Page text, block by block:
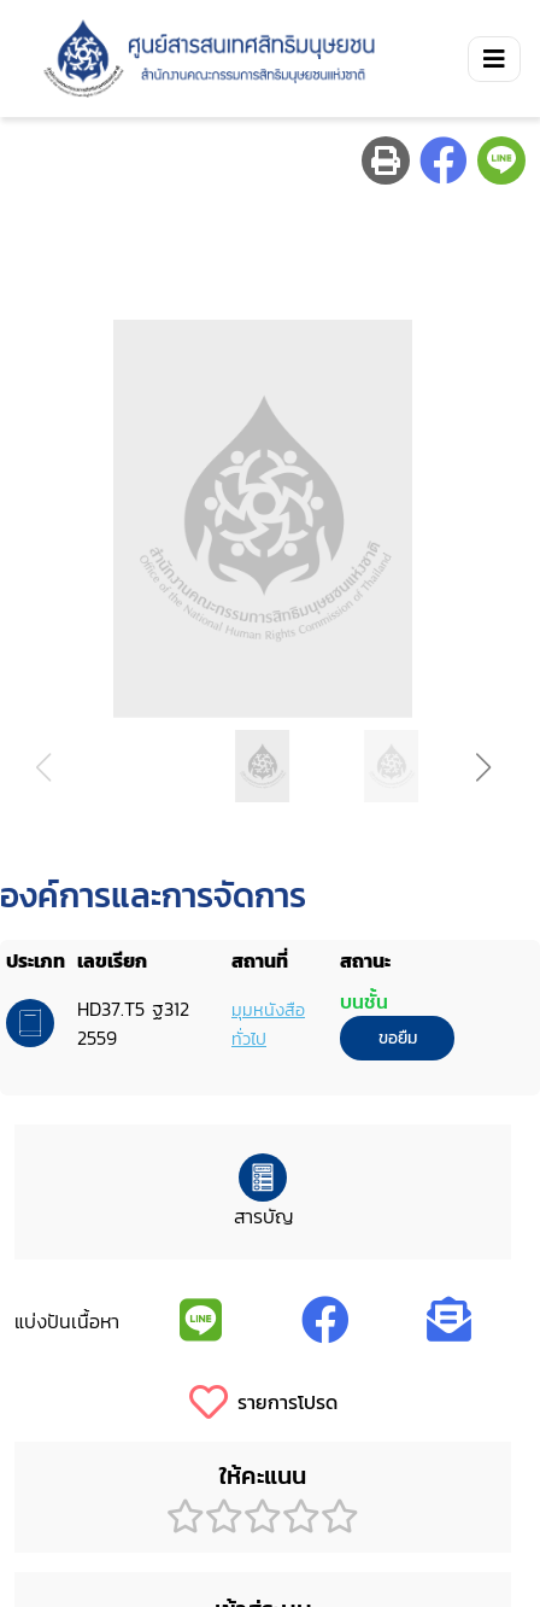
องค์การและการจัดการ
ประเภท เลขเรียก สถานที่
สถานะ
HD37.T5 ฐ312
2559
มุมหนังสือ
ทั่วไป
บนชั้น
ขอยืม
สารบัญ
แบ่งปันเนื้อหา
รายการโปรด
ให้คะแนน